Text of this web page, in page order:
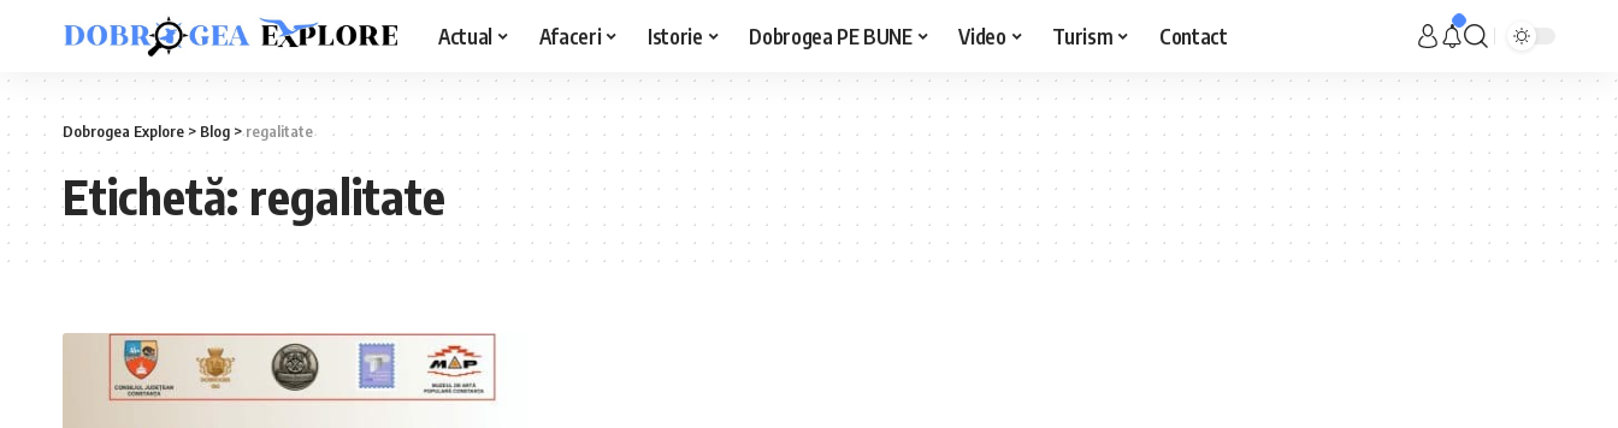
Actual Afaceri Istorie Dobrogea PE BUNE Video Turism Contact
Dobrogea Explore> Blog >regalitate
Etichetă:regalitate